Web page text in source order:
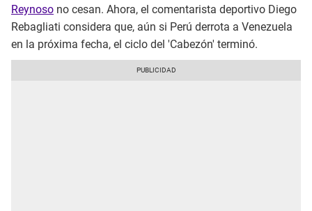
Reynoso no cesan. Ahora, el comentarista deportivo Diego
Rebagliati considera que, aún si Perú derrota a Venezuela
en la próxima fecha, el ciclo del 'Cabezón' terminó.